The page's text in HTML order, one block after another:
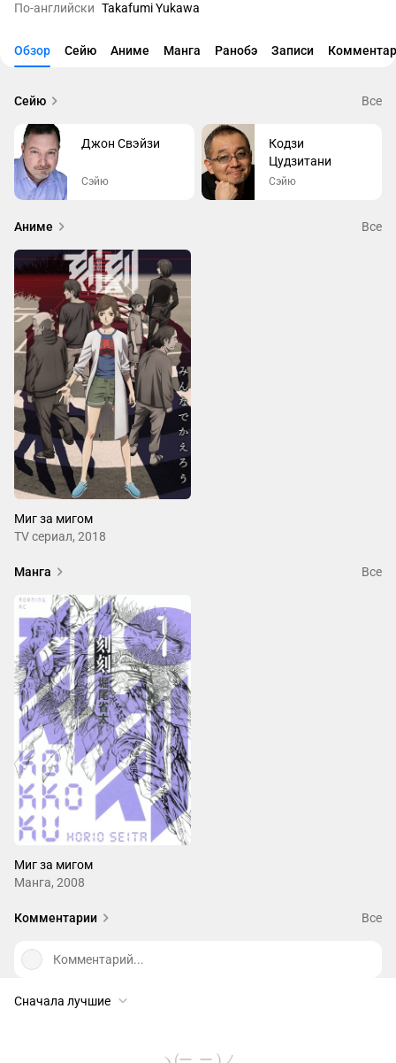
По-английски Takafumi Yukawa
Обзор Сейю Аниме Манга Ранобэ Записи
Сейю Все
Джон Свэйзи
Сэйю
Кодзи
Цудзитани
Сэйю
Аниме Все
Миг за мигом
ТV сериал, 2018
Манга Все
Миг за мигом
Манга, 2008
Комментарии Все
Комментарий...
Сначала лучшие